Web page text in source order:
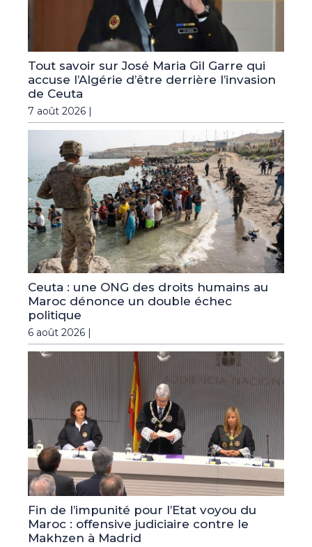
Tout savoir sur José Maria Gil Garre qui
accuse l’Algérie d’être derrière l’invasion
de Ceuta
7 août 2026 |
Ceuta : une ONG des droits humains au
Maroc dénonce un double échec
politique
6 août 2026 |
Fin de l’impunité pour l’Etat voyou du
Maroc : offensive judiciaire contre le
Makhzen à Madrid